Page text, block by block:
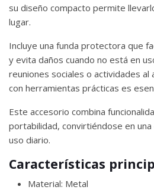
su diseño compacto permite
lugar.
Incluye una funda protectora que
y evita daños cuando no está en
reuniones sociales o actividades
con herramientas prácticas es
Este accesorio combina
portabilidad, convirtiéndose en
uso diario.
Características
Material: Metal